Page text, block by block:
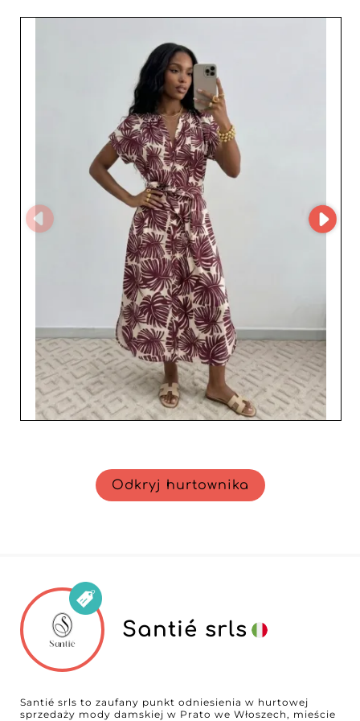
pragnących odświeżyć swoje kolekcje MIRA jest
zmieniające się potrzeby handlu detalicznego i
odsprzedaży. Jeśli szukasz niezawodnego dostawcy,
który trzyma rękę na pulsie trendów, zarejestruj się w My
Fashion Wholesaler, aby uzyskać dostęp do profilu
dostawcy i pełnych danych kontaktowych MIRA.
Współpracuj z hurtownikiem zaangażowanym w jakość,
regularność i Twój długoterminowy sukces w
nieustannie zmieniającym się świecie mody damskiej.
Odkryj hurtownika
Santié srls
Santié srls to zaufany punkt odniesienia w hurtowej
sprzedaży mody damskiej w Prato we Włoszech, mieście